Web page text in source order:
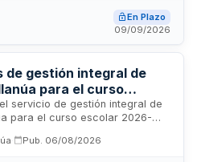
El municipio cede el uso del
afectos al servicio público
al término de la
En Plazo
09/09/2026
de gestión integral de
para el curso
servicio de gestión integral de
para el curso escolar 2026-
licita este servicio para
entre la vida personal,
Pub. 06/08/2026